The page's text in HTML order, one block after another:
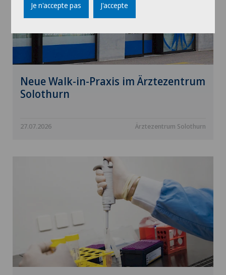
Neue Walk-in-Praxis im Ärztezentrum
Solothurn
27.07.2026 Ärztezentrum Solothurn
Je n'accepte pas J'accepte